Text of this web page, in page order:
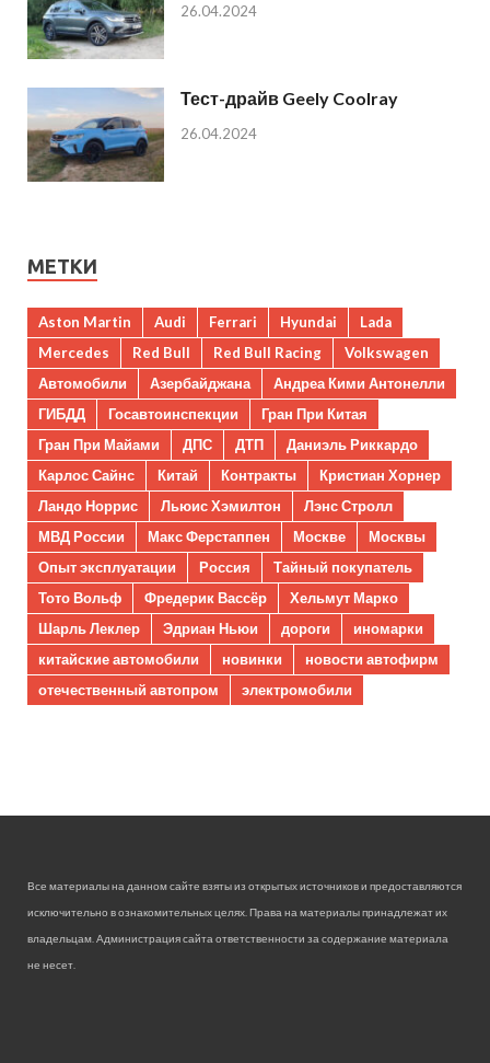
26.04.2024
Тест-драйв Geely Coolray
26.04.2024
МЕТКИ
Aston Martin Audi Ferrari Hyundai
Lada
Mercedes
Red Bull Red Bull Racing
Volkswagen
Автомобили
Азербайджана
Андреа Кими Антонелли
ГИБДД
Госавтоинспекции
Гран При Китая
Гран При Майами
ДПС ДТП
Даниэль Риккардо
Карлос Сайнс
Китай Контракты
Кристиан Хорнер
Ландо Норрис
Льюис Хэмилтон
Лэнс Стролл
МВД России
Макс Ферстаппен Москве
Москвы
Опыт эксплуатации
Россия
Тайный покупатель
Тото Вольф
Фредерик Вассёр
Хельмут Марко
Шарль Леклер
Эдриан Ньюи дороги
иномарки
китайские автомобили
новинки
новости автофирм
отечественный автопром
электромобили
Все материалы на данном сайте взяты из открытых источников и предоставляются
исключительно в ознакомительных целях. Права на материалы принадлежат их
владельцам. Администрация сайта ответственности за содержание материала
не несет.